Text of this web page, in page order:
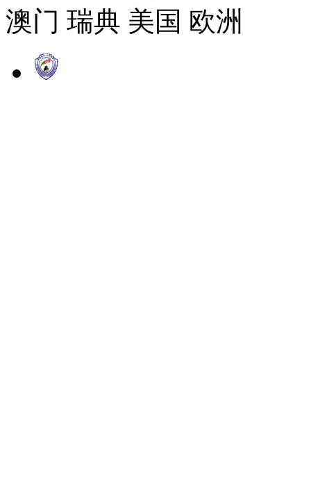
澳门 瑞典 美国 欧洲